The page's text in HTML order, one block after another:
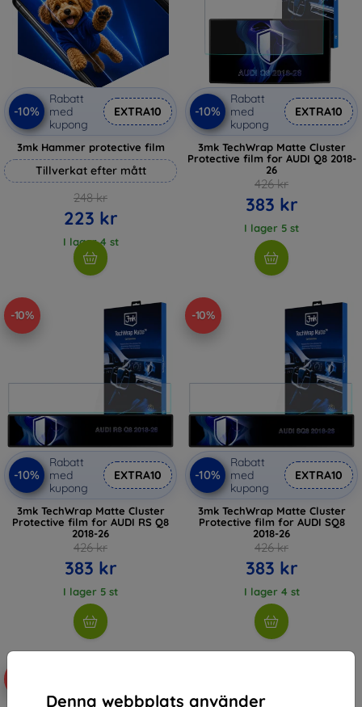
Denna webbplats använder
-10%
Rabatt
med
kupong
EXTRA10
3mk Hammer protective film
Tillverkat efter mått
248 kr
223 kr
I lager 4 st
-10%
Rabatt
med
kupong
EXTRA10
3mk TechWrap Matte Cluster
Protective film for AUDI Q8 2018-
26
426 kr
383 kr
I lager 5 st
-10%
-10%
Rabatt
med
kupong
EXTRA10
3mk TechWrap Matte Cluster
Protective film for AUDI RS Q8
2018-26
426 kr
383 kr
I lager 5 st
-10%
-10%
Rabatt
med
kupong
EXTRA10
3mk TechWrap Matte Cluster
Protective film for AUDI SQ8
2018-26
426 kr
383 kr
I lager 4 st